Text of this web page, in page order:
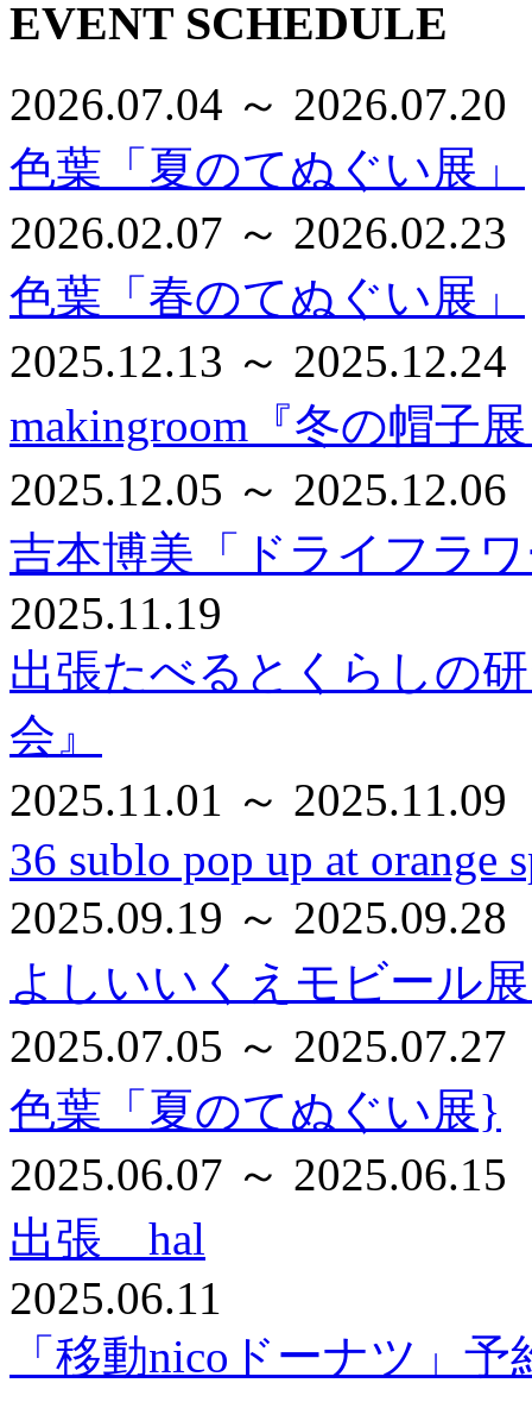
EVENT SCHEDULE
2026.07.04 ～ 2026.07.20
色葉「夏のてぬぐい展」
2026.02.07 ～ 2026.02.23
色葉「春のてぬぐい展」
2025.12.13 ～ 2025.12.24
makingroom『冬の帽子
2025.12.05 ～ 2025.12.06
吉本博美「ドライフラ
2025.11.19
出張たべるとくらしの
会』
2025.11.01 ～ 2025.11.09
36 sublo pop up at orange
2025.09.19 ～ 2025.09.28
よしいいくえモビール
2025.07.05 ～ 2025.07.27
色葉「夏のてぬぐい展}
2025.06.07 ～ 2025.06.15
出張 hal
2025.06.11
「移動nicoドーナツ」